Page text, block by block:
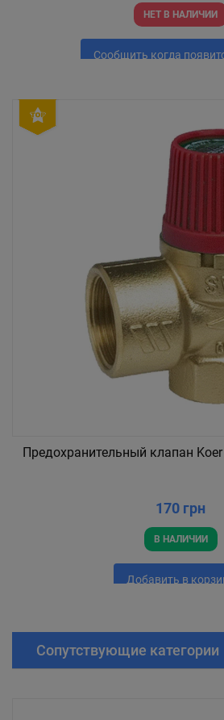
НЕТ В НАЛИЧИИ
Сообщить когда
Предохранительный клапан
170 грн
В НАЛИЧИИ
Добавить в
Сопутствующие категории